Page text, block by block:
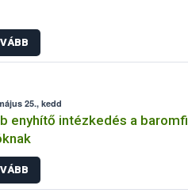
25., kedd
enyhítő intézkedés a baromfi